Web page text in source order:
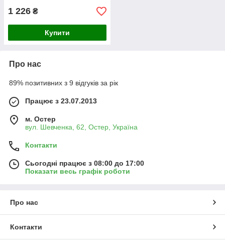
1 226 ₴
Купити
Про нас
89% позитивних з 9 відгуків за рік
Працює з 23.07.2013
м. Остер
вул. Шевченка, 62, Остер, Україна
Контакти
Сьогодні працює з 08:00 до 17:00
Показати весь графік роботи
Про нас
Контакти